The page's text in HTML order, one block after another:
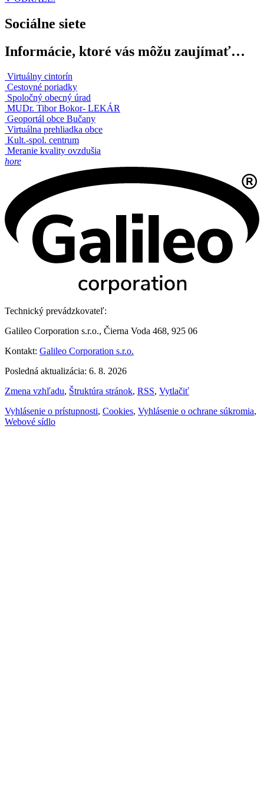
Sociálne siete
Informácie, ktoré vás môžu zaujímať…
Virtuálny cintorín
Cestovné poriadky
Spoločný obecný úrad
MUDr. Tibor Bokor- LEKÁR
Geoportál obce Bučany
Virtuálna prehliadka obce
Kult.-spol. centrum
Meranie kvality ovzdušia
hore
Technický prevádzkovateľ:
Galileo Corporation s.r.o., Čierna Voda 468, 925 06
Kontakt: Galileo Corporation s.r.o.
Posledná aktualizácia: 6. 8. 2026
Zmena vzhľadu, Štruktúra stránok, RSS, Vytlačiť
Vyhlásenie o prístupnosti, Cookies, Vyhlásenie o ochrane súkromia,
Webové sídlo